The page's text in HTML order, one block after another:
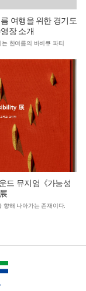
여행을 위한 경기도
장 소개
는 한여름의 바비큐 파티
드 뮤지엄《가능성
향해 나아가는 존재이다.